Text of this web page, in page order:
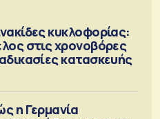
κυκλοφορίας:
στις χρονοβόρες
κατασκευής
η Γερμανία